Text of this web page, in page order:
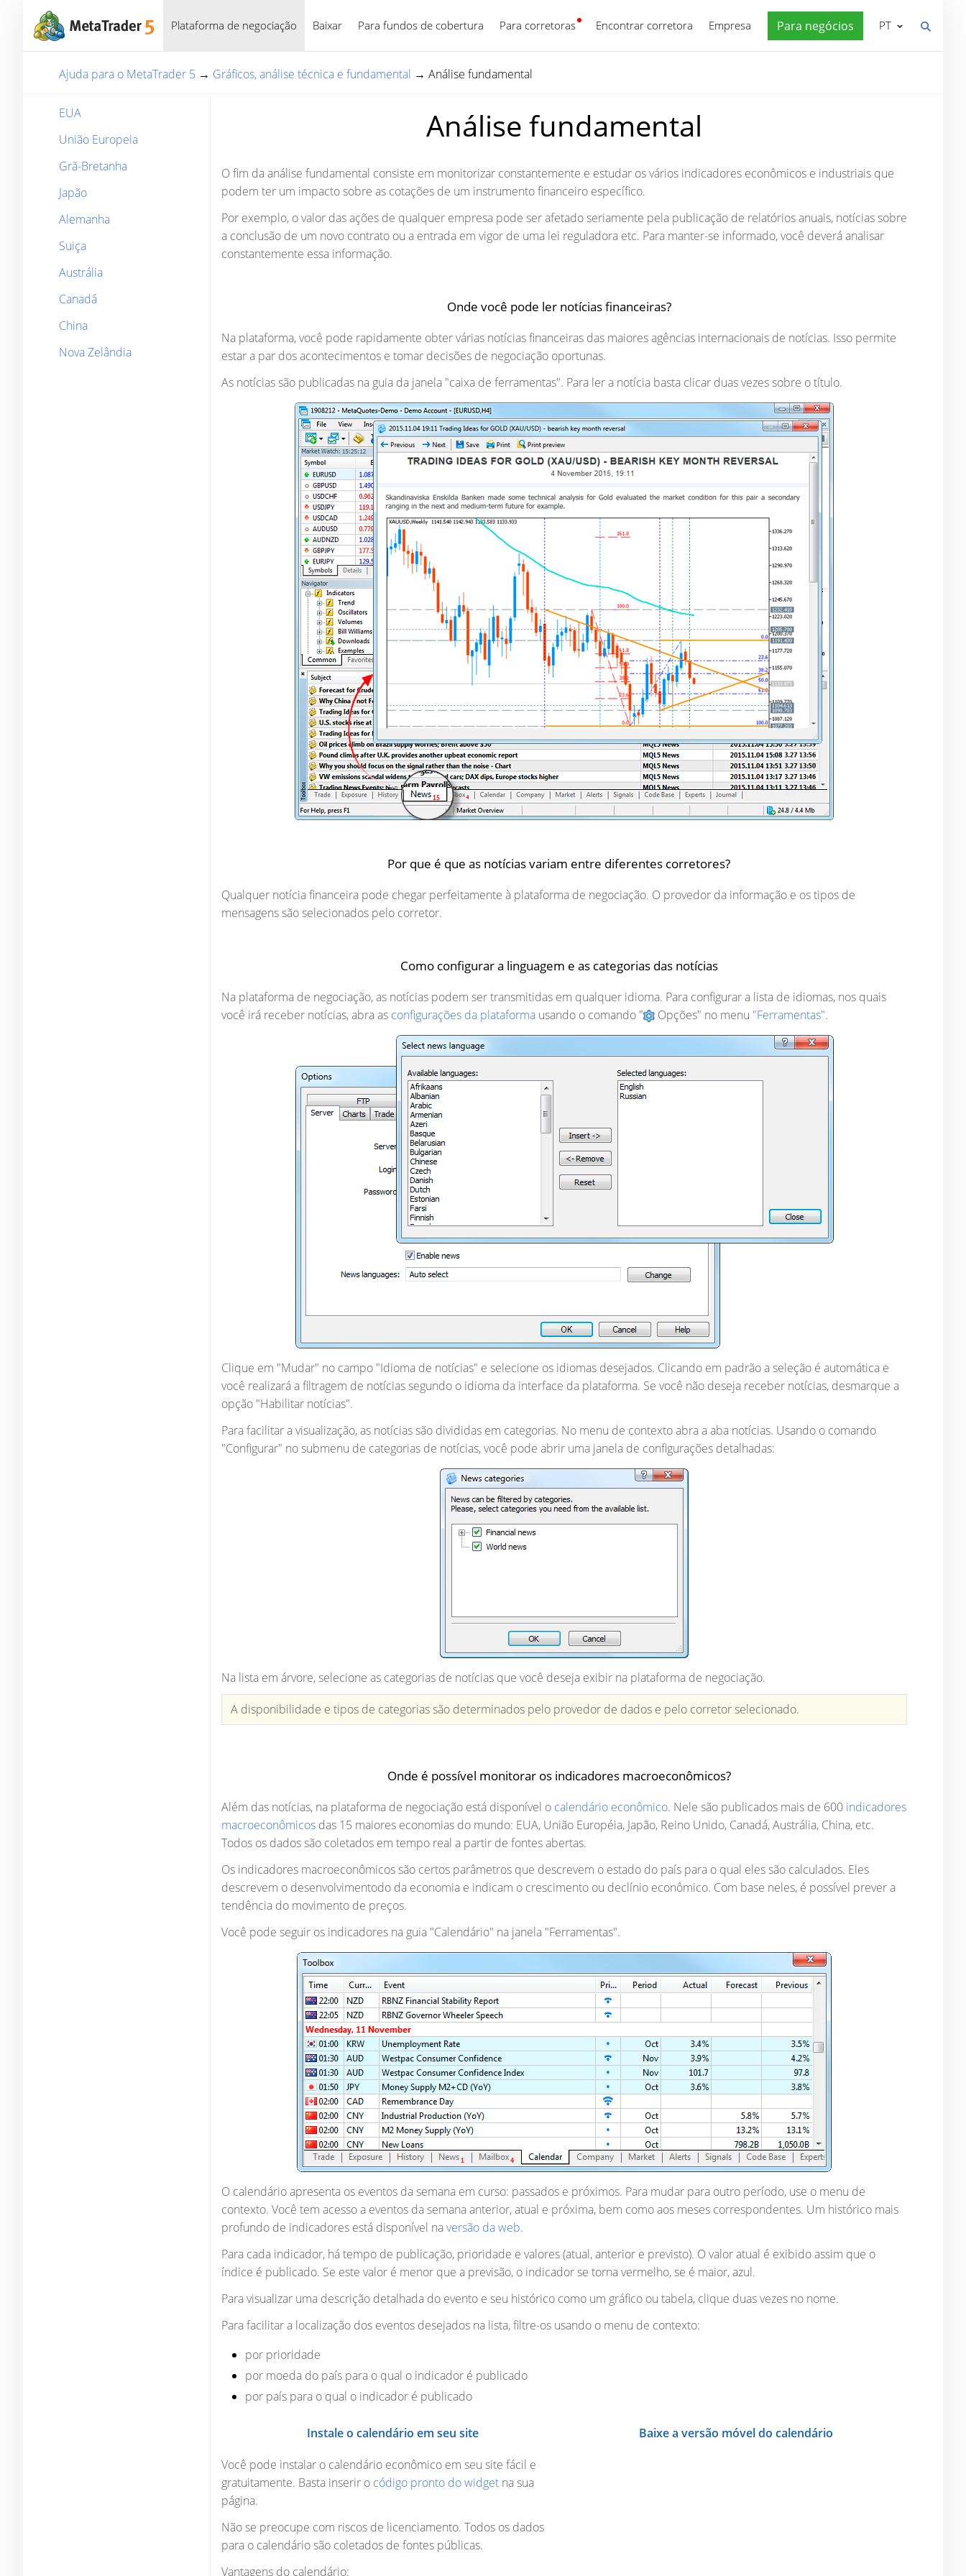
Plataforma de negociação Baixar Para fundos de cobertura Para corretoras Encontrar corretora Empresa Para negócios
Português PT
Ajuda para o MetaTrader 5 → Gráficos, análise técnica e fundamental → Análise fundamental
EUA
União Europeia
Grã-Bretanha
Japão
Alemanha
Suiça
Austrália
Canadá
China
Nova Zelândia
Análise fundamental
O fim da análise fundamental consiste em monitorizar constantemente e estudar os vários indicadores econômicos e industriais que
podem ter um impacto sobre as cotações de um instrumento financeiro específico.
Por exemplo, o valor das ações de qualquer empresa pode ser afetado seriamente pela publicação de relatórios anuais, notícias sobre
a conclusão de um novo contrato ou a entrada em vigor de uma lei reguladora etc. Para manter-se informado, você deverá analisar
constantemente essa informação.
Onde você pode ler notícias financeiras?
Na plataforma, você pode rapidamente obter várias notícias financeiras das maiores agências internacionais de notícias. Isso permite
estar a par dos acontecimentos e tomar decisões de negociação oportunas.
As notícias são publicadas na guia da janela "caixa de ferramentas". Para ler a notícia basta clicar duas vezes sobre o título.
Por que é que as notícias variam entre diferentes corretores?
Qualquer notícia financeira pode chegar perfeitamente à plataforma de negociação. O provedor da informação e os tipos de
mensagens são selecionados pelo corretor.
Como configurar a linguagem e as categorias das notícias
Na plataforma de negociação, as notícias podem ser transmitidas em qualquer idioma. Para configurar a lista de idiomas, nos quais
você irá receber notícias, abra as configurações da plataforma usando o comando " Opções" no menu "Ferramentas".
Clique em "Mudar" no campo "Idioma de notícias" e selecione os idiomas desejados. Clicando em padrão a seleção é automática e
você realizará a filtragem de notícias segundo o idioma da interface da plataforma. Se você não deseja receber notícias, desmarque a
opção "Habilitar notícias".
Para facilitar a visualização, as notícias são divididas em categorias. No menu de contexto abra a aba notícias. Usando o comando
"Configurar" no submenu de categorias de notícias, você pode abrir uma janela de configurações detalhadas:
Na lista em árvore, selecione as categorias de notícias que você deseja exibir na plataforma de negociação.
A disponibilidade e tipos de categorias são determinados pelo provedor de dados e pelo corretor selecionado.
Onde é possível monitorar os indicadores macroeconômicos?
Além das notícias, na plataforma de negociação está disponível o calendário econômico. Nele são publicados mais de 600 indicadores
macroeconômicos das 15 maiores economias do mundo: EUA, União Européia, Japão, Reino Unido, Canadá, Austrália, China, etc.
Todos os dados são coletados em tempo real a partir de fontes abertas.
Os indicadores macroeconômicos são certos parâmetros que descrevem o estado do país para o qual eles são calculados. Eles
descrevem o desenvolvimentodo da economia e indicam o crescimento ou declínio econômico. Com base neles, é possível prever a
tendência do movimento de preços.
Você pode seguir os indicadores na guia "Calendário" na janela "Ferramentas".
O calendário apresenta os eventos da semana em curso: passados e próximos. Para mudar para outro período, use o menu de
contexto. Você tem acesso a eventos da semana anterior, atual e próxima, bem como aos meses correspondentes. Um histórico mais
profundo de indicadores está disponível naversão da web.
Para cada indicador, há tempo de publicação, prioridade e valores (atual, anterior e previsto). O valor atual é exibido assim que o
índice é publicado. Se este valor é menor que a previsão, o indicador se torna vermelho, se é maior, azul.
Para visualizar uma descrição detalhada do evento e seu histórico como um gráfico ou tabela, clique duas vezes no nome.
Para facilitar a localização dos eventos desejados na lista, filtre-os usando o menu de contexto:
por prioridade
por moeda do país para o qual o indicador é publicado
por país para o qual o indicador é publicado
Instale o calendário em seu site
Baixe a versão móvel do calendário
Você pode instalar o calendário econômico em seu site fácil e
gratuitamente. Basta inserir o código pronto do widget na sua
página.
Não se preocupe com riscos de licenciamento. Todos os dados
para o calendário são coletados de fontes públicas.
Vantagens do calendário: